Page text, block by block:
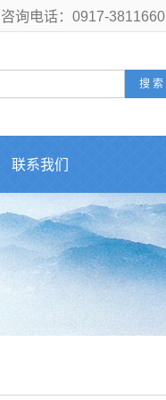
咨询电话：0917-3811660
搜 索
联系我们